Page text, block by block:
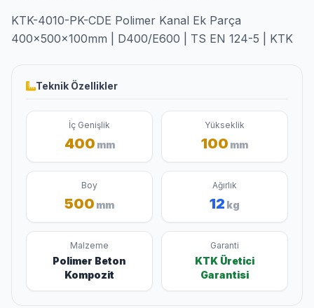
KTK-4010-PK-CDE Polimer Kanal Ek Parça
400x500x100mm | D400/E600 | TS EN 124-5 | KTK
Teknik Özellikler
İç Genişlik
400 mm
Yükseklik
100 mm
Boy
500 mm
Ağırlık
12 kg
Malzeme
Polimer Beton
Kompozit
Garanti
KTK Üretici
Garantisi